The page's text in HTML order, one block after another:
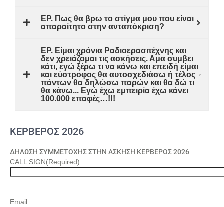
ΕΡ. Πως θα βρω το στίγμα μου που είναι
απαραίτητο στην ανταπόκριση?
ΕΡ. Είμαι χρόνια Ραδιοερασιτέχνης και
δεν χρειάζομαι τις ασκήσεις. Αμα συμβει
κάτι, εγώ ξέρω τι να κάνω και επειδή είμαι
και εύστροφος θα αυτοσχεδιάσω ή τέλος
πάντων θα δηλώσω παρών και θα δώ τι
θα κάνω... Εγώ έχω εμπειρία έχω κάνει
100.000 επαφές…!!!
ΚΕΡΒΕΡΟΣ 2026
ΔΗΛΩΣΗ ΣΥΜΜΕΤΟΧΗΣ ΣΤΗΝ ΑΣΚΗΣΗ ΚΕΡΒΕΡΟΣ 2026
CALL SIGN(Required)
Email